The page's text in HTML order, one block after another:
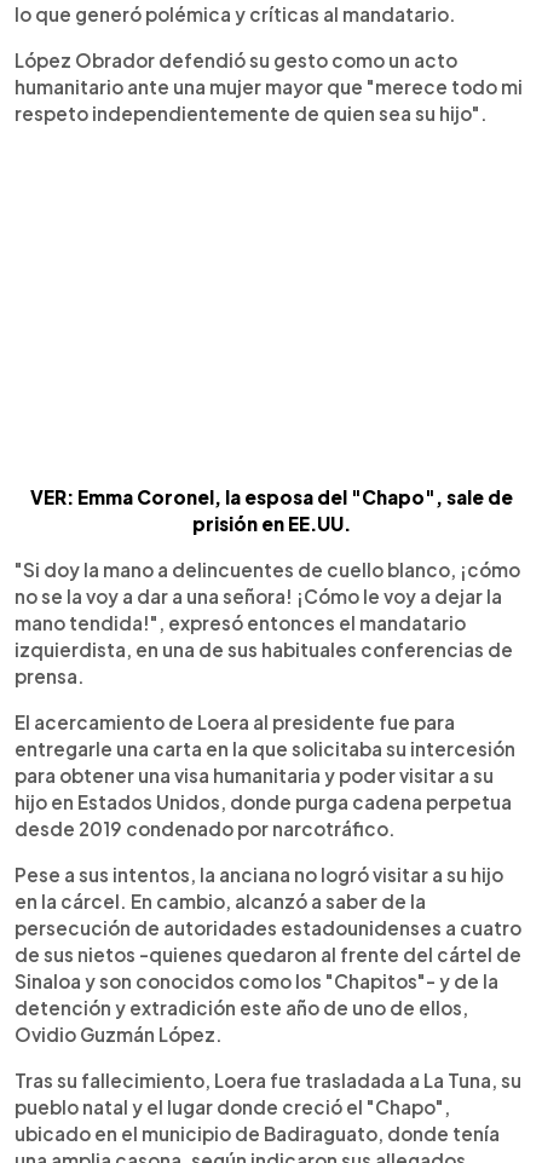
lo que generó polémica y críticas al mandatario.
López Obrador defendió su gesto como un acto
humanitario ante una mujer mayor que "merece todo mi
respeto independientemente de quien sea su hijo".
VER: Emma Coronel, la esposa del "Chapo", sale de
prisión en EE.UU.
"Si doy la mano a delincuentes de cuello blanco, ¡cómo
no se la voy a dar a una señora! ¡Cómo le voy a dejar la
mano tendida!", expresó entonces el mandatario
izquierdista, en una de sus habituales conferencias de
prensa.
El acercamiento de Loera al presidente fue para
entregarle una carta en la que solicitaba su intercesión
para obtener una visa humanitaria y poder visitar a su
hijo en Estados Unidos, donde purga cadena perpetua
desde 2019 condenado por narcotráfico.
Pese a sus intentos, la anciana no logró visitar a su hijo
en la cárcel. En cambio, alcanzó a saber de la
persecución de autoridades estadounidenses a cuatro
de sus nietos -quienes quedaron al frente del cártel de
Sinaloa y son conocidos como los "Chapitos"- y de la
detención y extradición este año de uno de ellos,
Ovidio Guzmán López.
Tras su fallecimiento, Loera fue trasladada a La Tuna, su
pueblo natal y el lugar donde creció el "Chapo",
ubicado en el municipio de Badiraguato, donde tenía